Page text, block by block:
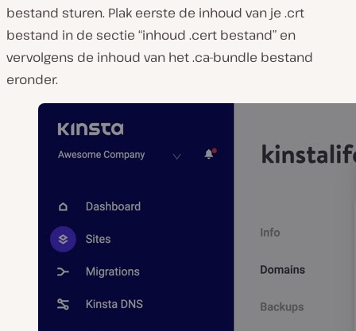
bestand sturen. Plak eerste de inhoud van je .crt
bestand in de sectie “inhoud .cert bestand” en
vervolgens de inhoud van het .ca-bundle bestand
eronder.